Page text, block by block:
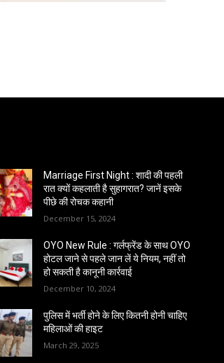
Marriage First Night : शादी की पहली
रात क्यों कहलाती है सुहागरात? जानें इसके
पीछे की रोचक कहानी
December 15, 2024
OYO New Rule : गर्लफ्रेंड के साथ OYO
होटल जाने से पहले जान लें ये नियम, नहीं तो
हो सकती है कानूनी कार्रवाई
December 10, 2024
पुलिस में भर्ती होने के लिए कितनी होनी चाहिए
महिलाओं की हाइट
March 29, 2025